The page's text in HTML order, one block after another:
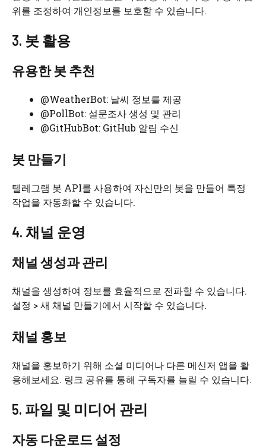
위를 조정하여 개인정보를 보호할 수 있습니다.
3. 봇 활용
유용한 봇 추천
@WeatherBot: 날씨 정보를 제공
@PollBot: 설문조사 생성 및 관리
@GitHubBot: GitHub 알림 수신
봇 만들기
텔레그램 봇 API를 사용하여 자신만의 봇을 만들어 특정
작업을 자동화할 수 있습니다.
4. 채널 운영
채널 생성과 관리
채널을 생성하여 정보를 효율적으로 전파할 수 있습니다.
설정 > 새 채널 만들기에서 시작할 수 있습니다.
채널 홍보
채널을 홍보하기 위해 소셜 미디어나 다른 메신저 앱을 활
용해보세요. 링크 공유를 통해 구독자를 늘릴 수 있습니다.
5. 파일 및 미디어 관리
자동 다운로드 설정